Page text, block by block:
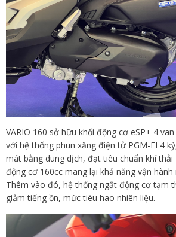
VARIO 160 sở hữu khối động cơ eSP+ 4
với hệ thống phun xăng điện tử PGM-FI 4
mát bằng dung dịch, đạt tiêu chuẩn khí thải
động cơ 160cc mang lại khả năng vận
Thêm vào đó, hệ thống ngắt động cơ tạm
giảm tiếng ồn, mức tiêu hao nhiên liệu.